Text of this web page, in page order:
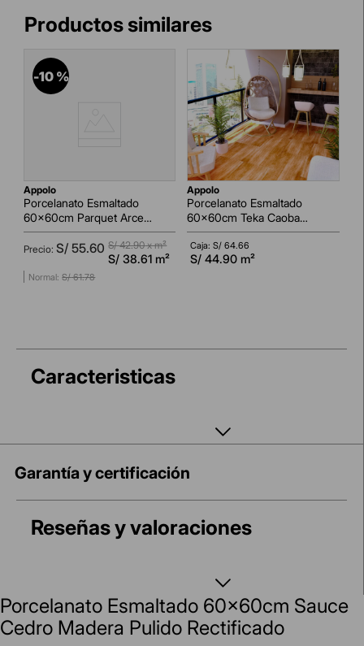
-10 %
appolo
Porcelanato Esmaltado
60x60cm Parquet Arce
Madera Pulido Rectificado
S/ 55.60 S/42.90x m²
S/38.61 m²
S/ 61.78
appolo
Porcelanato Esmaltado
60x60cm Teka Caoba
Madera Mate Rectificado
Caja: S/64.66
S/44.90 m²
Caracteristicas
Garantía y certificación
Reseñas y valoraciones
Porcelanato Esmaltado 60x60cm Sauce
Cedro Madera Pulido Rectificado